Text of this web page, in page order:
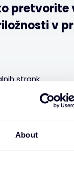
About
pretvorite
v
strank